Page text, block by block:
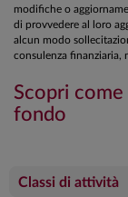
modifiche o
di provvedere al loro
alcun modo
consulenza finanziaria,
Scopri
fondo
Classi di attività